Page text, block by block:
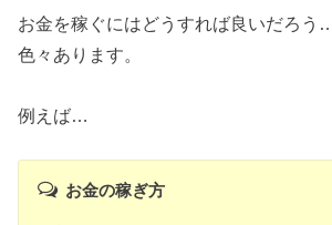
お金を稼ぐにはどうすれば良いだろう
色々あります。
例えば…
お金の稼ぎ方